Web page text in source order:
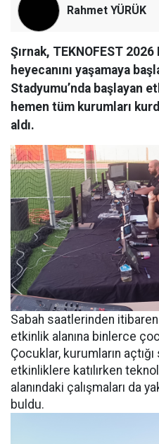
Rahmet YÜRÜK
Şırnak, TEKNOFEST
heyecanını yaşamaya
Stadyumu’nda başlayan
hemen tüm kurumları
aldı.
Sabah saatlerinden itibaren
etkinlik alanına binlerce
Çocuklar, kurumların
etkinliklere katılırken
alanındaki çalışmaları da
buldu.